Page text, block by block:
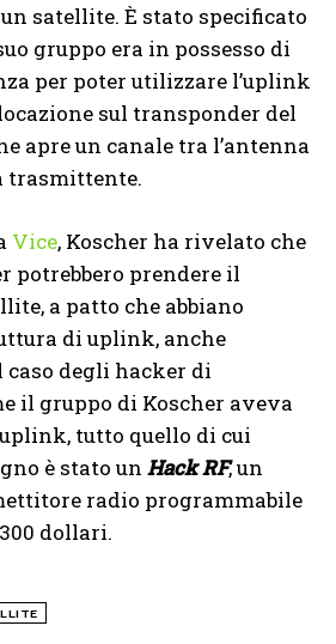
satellite. È stato specificato
gruppo era in possesso di
per poter utilizzare l’uplink
sul transponder del
apre un canale tra l’antenna
trasmittente.
Vice, Koscher ha rivelato che
potrebbero prendere il
a patto che abbiano
di uplink, anche
caso degli hacker di
il gruppo di Koscher aveva
tutto quello di cui
è stato un Hack RF, un
radio programmabile
dollari.